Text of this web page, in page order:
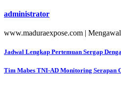
administrator
www.maduraexpose.com |
Navigasi
pos
Jadwal Lengkap Pertemuan Sergap
Tim Mabes TNI-AD Monitoring Serapan